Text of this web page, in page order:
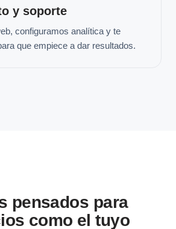
y soporte
configuramos analítica y te
que empiece a dar resultados.
pensados para
como el tuyo